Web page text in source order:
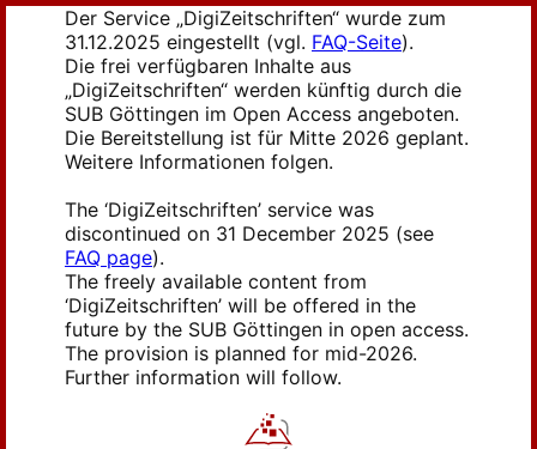
Der Service „DigiZeitschriften“ wurde zum
31.12.2025 eingestellt (vgl. FAQ-Seite).
Die frei verfügbaren Inhalte aus
„DigiZeitschriften“ werden künftig durch die
SUB Göttingen im Open Access angeboten.
Die Bereitstellung ist für Mitte 2026 geplant.
Weitere Informationen folgen.
The ‘DigiZeitschriften’ service was
discontinued on 31 December 2025 (see
FAQ page).
The freely available content from
‘DigiZeitschriften’ will be offered in the
future by the SUB Göttingen in open access.
The provision is planned for mid-2026.
Further information will follow.